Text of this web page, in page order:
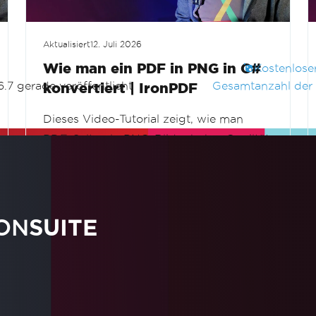
Aktualisiert12. Juli 2026
Wie man ein PDF in PNG in C#
konvertiert | IronPDF
Dieses Video-Tutorial zeigt, wie man
PDF-Seiten in PNG-Bilder hoher Qualität
Webanwendungen in .NET zu rendern.
gerade veröffentlicht
Gesamtanzahl
SUITE